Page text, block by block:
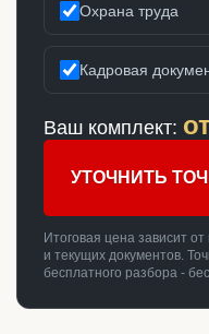
Охрана труда
Кадровая
Ваш комплект: от
УТОЧНИТЬ
Итоговая цена зависит
и текущих документов.
бесплатного разбора -